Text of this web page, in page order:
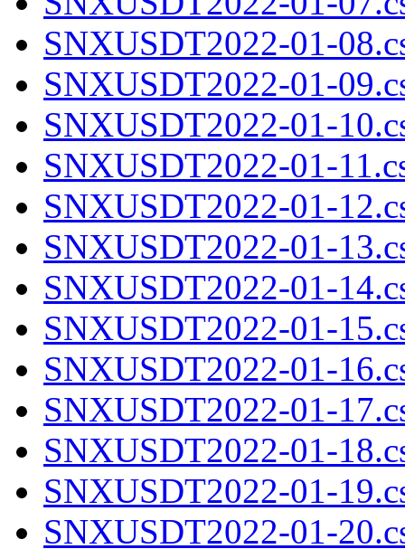
SNXUSDT2022-01-
SNXUSDT2022-01-
SNXUSDT2022-01-
SNXUSDT2022-01-
SNXUSDT2022-01-
SNXUSDT2022-01-
SNXUSDT2022-01-
SNXUSDT2022-01-
SNXUSDT2022-01-
SNXUSDT2022-01-
SNXUSDT2022-01-
SNXUSDT2022-01-
SNXUSDT2022-01-